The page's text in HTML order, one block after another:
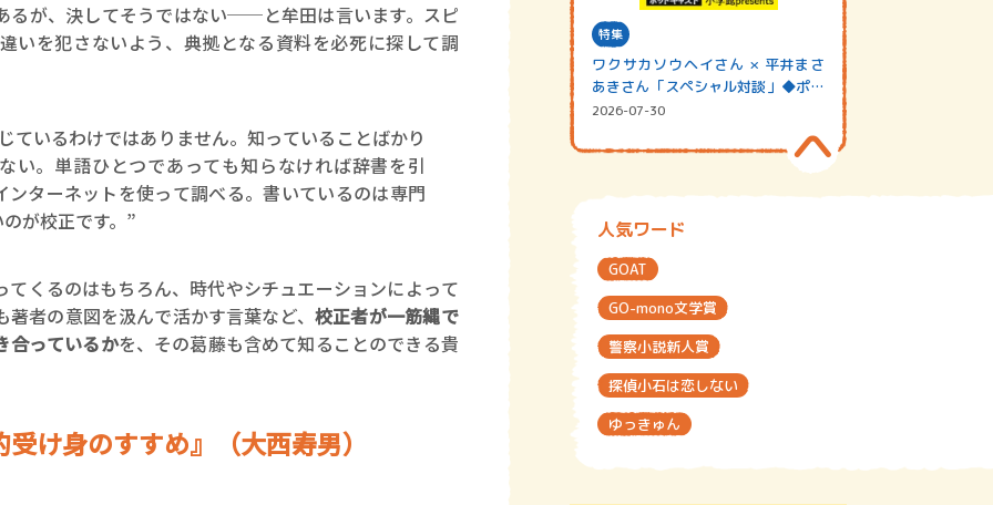
るが、決してそうではない──と牟田は言います。スピ
いを犯さないよう、典拠となる資料を必死に探して調
ているわけではありません。知っていることばかり
い。単語ひとつであっても知らなければ辞書を引
ターネットを使って調べる。書いているのは専門
が校正です。”
くるのはもちろん、時代やシチュエーションによって
者の意図を汲んで活かす言葉など、 校正者が一筋縄で
合っているかを、その葛藤も含めて知ることのできる貴
け身のすすめ』（大西寿男）
特集
ワクサカソウヘイさん × 平井まさ
あきさん「スペシャル対談」◆ポッ
ドキャスト…
2026-07-30
人気ワード
GOAT
GO-mono文学賞
警察小説新人賞
探偵小石は恋しない
ゆっきゅん